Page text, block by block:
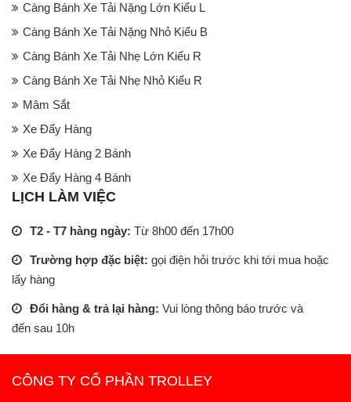
Càng Bánh Xe Tải Nặng Lớn Kiểu L
Càng Bánh Xe Tải Nặng Nhỏ Kiểu B
Càng Bánh Xe Tải Nhẹ Lớn Kiểu R
Càng Bánh Xe Tải Nhẹ Nhỏ Kiểu R
Mâm Sắt
Xe Đẩy Hàng
Xe Đẩy Hàng 2 Bánh
Xe Đẩy Hàng 4 Bánh
LỊCH LÀM VIỆC
T2 - T7 hàng ngày: Từ 8h00 đến 17h00
Trường hợp đặc biệt: gọi điện hỏi trước khi tới mua hoặc
lấy hàng
Đổi hàng & trả lại hàng: Vui lòng thông báo trước và
đến sau 10h
CÔNG TY CỔ PHẦN TROLLEY